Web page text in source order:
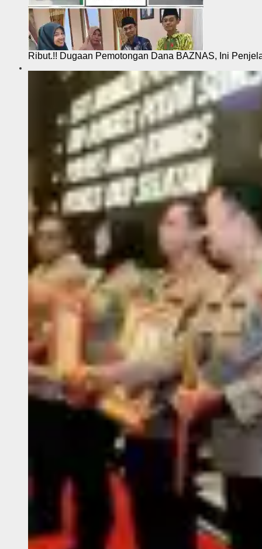
Ribut.!! Dugaan Pemotongan Dana BAZNAS, Ini